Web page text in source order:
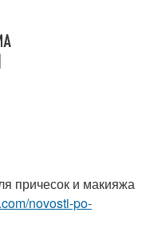
причесок и макияжа
novosti-po-